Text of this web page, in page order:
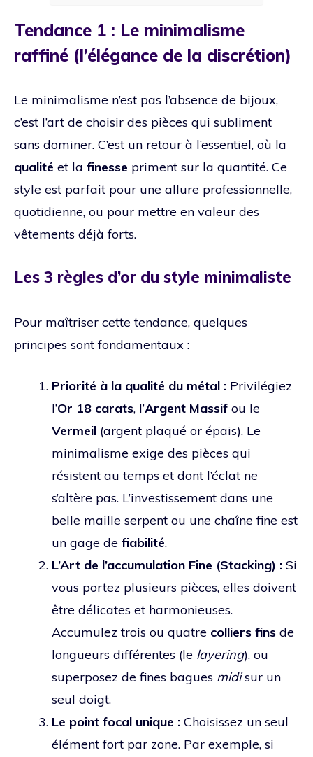
Tendance 1 : Le minimalisme
raffiné (l’élégance de la discrétion)
Le minimalisme n’est pas l’absence de bijoux,
c’est l’art de choisir des pièces qui subliment
sans dominer. C’est un retour à l’essentiel, où la
qualité et la finesse priment sur la quantité. Ce
style est parfait pour une allure professionnelle,
quotidienne, ou pour mettre en valeur des
vêtements déjà forts.
Les 3 règles d’or du style minimaliste
Pour maîtriser cette tendance, quelques
principes sont fondamentaux :
Priorité à la qualité du métal : Privilégiez
l’Or 18 carats, l’Argent Massif ou le
Vermeil (argent plaqué or épais). Le
minimalisme exige des pièces qui
résistent au temps et dont l’éclat ne
s’altère pas. L’investissement dans une
belle maille serpent ou une chaîne fine est
un gage de fiabilité.
L’Art de l’accumulation Fine (Stacking) : Si
vous portez plusieurs pièces, elles doivent
être délicates et harmonieuses.
Accumulez trois ou quatre colliers fins de
longueurs différentes (le layering), ou
superposez de fines bagues midisur un
seul doigt.
Le point focal unique : Choisissez un seul
élément fort par zone. Par exemple, si